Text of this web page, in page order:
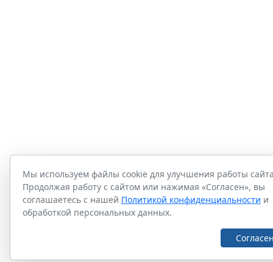
Мы используем файлы cookie для улучшения работы
Продолжая работу с сайтом или нажимая «Согласен», вы
соглашаетесь с нашей Политикой конфиденциальности и
обработкой персональных данных.